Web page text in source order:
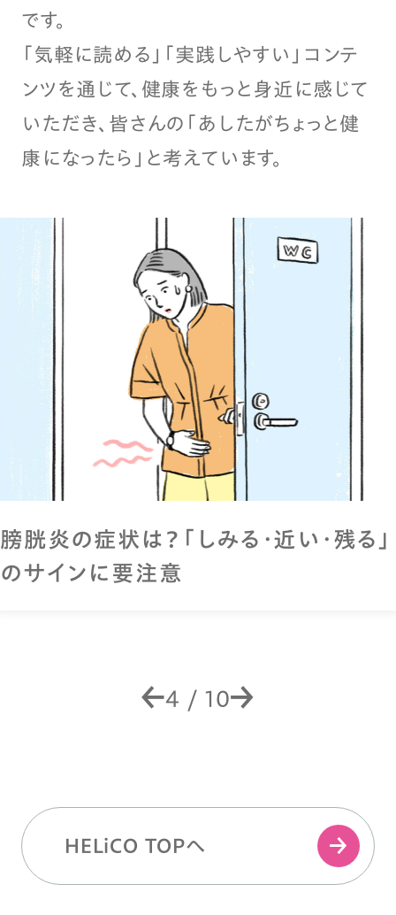
です。
「気軽に読める」「実践しやすい」コンテ
ンツを通じて、健康をもっと身近に感じて
いただき、皆さんの「あしたがちょっと健
康になったら」と考えています。
膀胱炎の症状は？「しみる・近い・残る」
のサインに要注意
4 / 10
HELiCO TOPへ